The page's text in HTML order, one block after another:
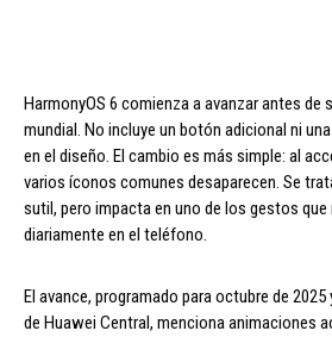
HarmonyOS 6 comienza a avanzar antes de
mundial. No incluye un botón adicional ni
en el diseño. El cambio es más simple: al
varios íconos comunes desaparecen. Se
sutil, pero impacta en uno de los gestos que
diariamente en el teléfono.
El avance, programado para octubre de
de Huawei Central, menciona animaciones